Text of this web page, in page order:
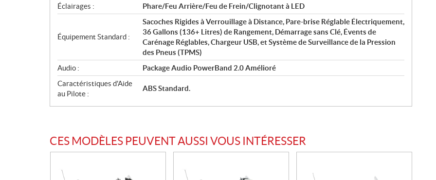
Éclairages :
Phare/Feu Arrière/Feu de Frein/Clignotant à LED
Équipement Standard :
Sacoches Rigides à Verrouillage à Distance, Pare-brise Réglable Électriquement,
36 Gallons (136+ Litres) de Rangement, Démarrage sans Clé, Évents de
Carénage Réglables, Chargeur USB, et Système de Surveillance de la Pression
des Pneus (TPMS)
Audio :
Package Audio PowerBand 2.0 Amélioré
Caractéristiques d'Aide
au Pilote :
ABS Standard.
CES MODÈLES PEUVENT AUSSI VOUS INTÉRESSER